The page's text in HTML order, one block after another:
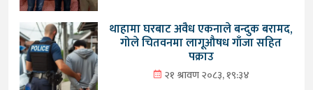
थाहामा घरबाट अवैध एकनाले बन्दुक बरामद,
गोले चितवनमा लागूऔषध गाँजा सहित
पक्राउ
२१ श्रावण २०८३, १९:३४